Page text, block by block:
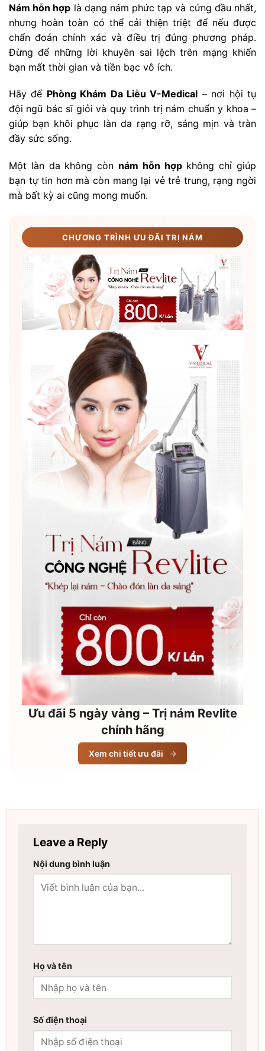
Nám hỗn hợp là dạng nám phức tạp và cứng đầu nhất,
nhưng hoàn toàn có thể cải thiện triệt để nếu được
chẩn đoán chính xác và điều trị đúng phương pháp.
Đừng để những lời khuyên sai lệch trên mạng khiến
bạn mất thời gian và tiền bạc vô ích.
Hãy để Phòng Khám Da Liễu V-Medical – nơi hội tụ
đội ngũ bác sĩ giỏi và quy trình trị nám chuẩn y khoa –
giúp bạn khôi phục làn da rạng rỡ, sáng mịn và tràn
đầy sức sống.
Một làn da không còn nám hỗn hợpkhông chỉ giúp
bạn tự tin hơn mà còn mang lại vẻ trẻ trung, rạng ngời
mà bất kỳ ai cũng mong muốn.
CHƯƠNG TRÌNH ƯU ĐÃI TRỊ NÁM
Ưu đãi 5 ngày vàng – Trị nám Revlite
chính hãng
Xem chi tiết ưu đãi →
Leave a Reply
Nội dung bình luận
Họ và tên
Số điện thoại